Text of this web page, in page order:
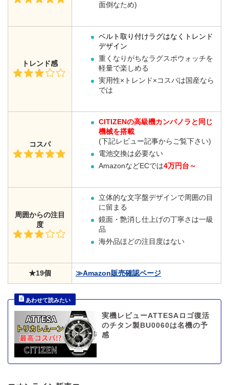
面倒なため)
トレンド感
ベルト取り付けラグはなくトレンド
デザイン
重くなりがちなラグスポウォッチを
軽量で楽しめる
実用性×トレンド×コスパは国産なら
では
コスパ
CITIZENの高級機カンパノラと同じ
機械を搭載
(下記レビュー記事からご覧下さい)
電池交換は必要ない
AmazonなどECでは4万円台～
周囲からの注目
度
立体的な文字盤デザインで周囲の目
に留まる
鏡面・艶消し仕上げの丁寧さは一級
品
海外品ほどの注目度はない
★19個 ≫Amazon販売確認ページ
実機レビューATTESAロゴ復活
のチタン製BU0060は名機の予
感